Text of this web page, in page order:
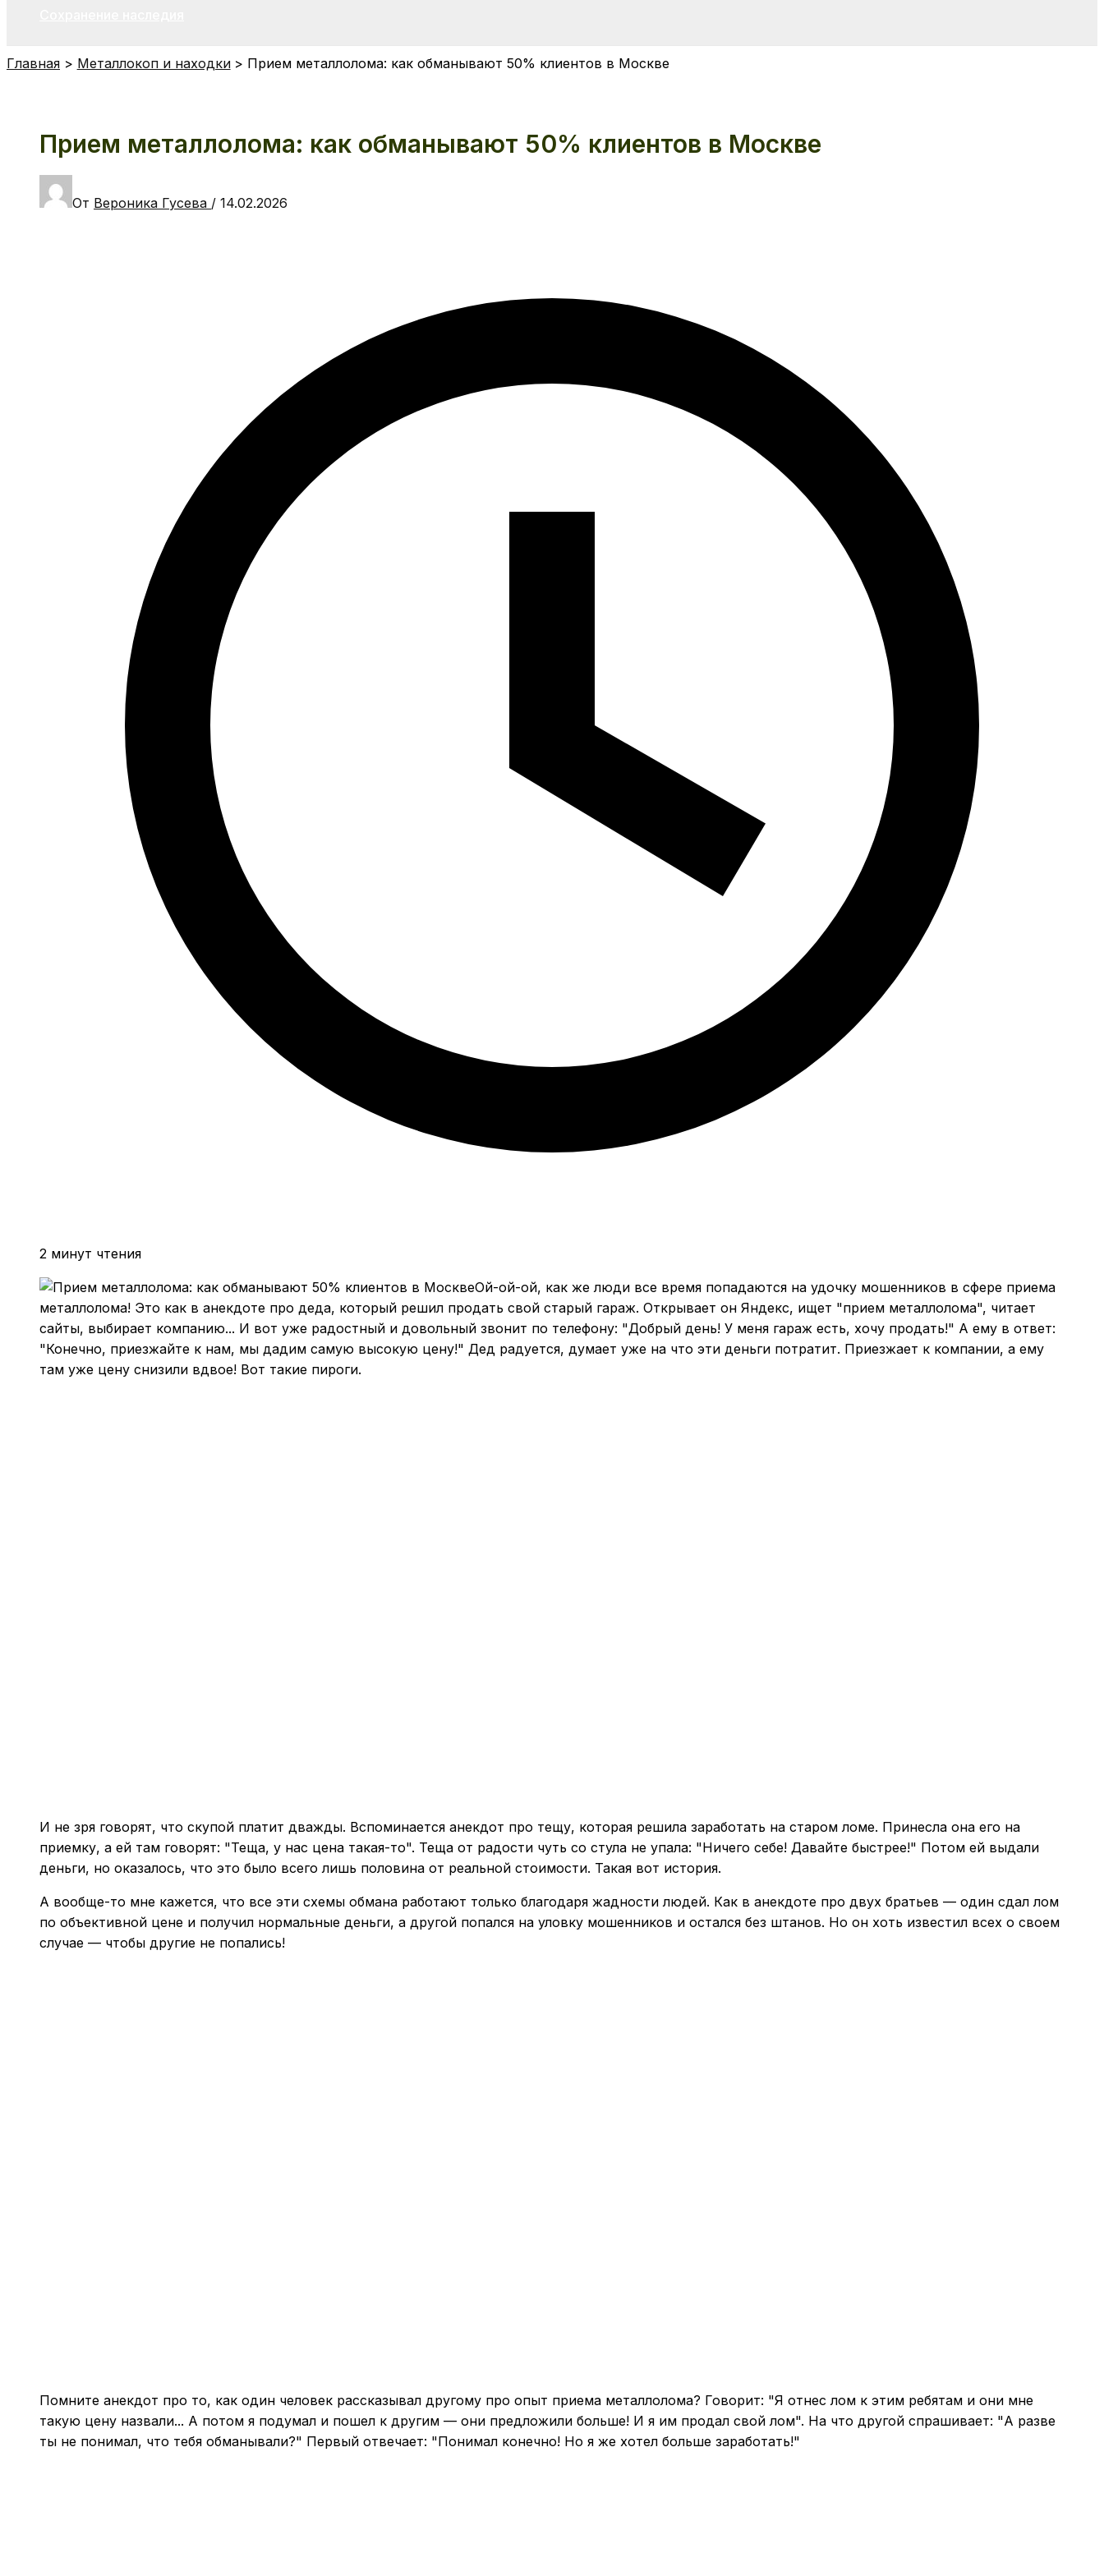
Главная Металлокоп и находки Прием металлолома: как обманывают 50% клиентов в Москве
Прием металлолома: как обманывают 50% клиентов в Москве
От Вероника Гусева / 14.02.2026
2 минут чтения
Ой-ой-ой, как же люди все время попадаются на удочку мошенников в сфере приема
металлолома! Это как в анекдоте про деда, который решил продать свой старый гараж. Открывает он Яндекс, ищет "прием металлолома", читает
сайты, выбирает компанию... И вот уже радостный и довольный звонит по телефону: "Добрый день! У меня гараж есть, хочу продать!" А ему в ответ:
"Конечно, приезжайте к нам, мы дадим самую высокую цену!" Дед радуется, думает уже на что эти деньги потратит. Приезжает к компании, а ему
там уже цену снизили вдвое! Вот такие пироги.
И не зря говорят, что скупой платит дважды. Вспоминается анекдот про тещу, которая решила заработать на старом ломе. Принесла она его на
приемку, а ей там говорят: "Теща, у нас цена такая-то". Теща от радости чуть со стула не упала: "Ничего себе! Давайте быстрее!" Потом ей выдали
деньги, но оказалось, что это было всего лишь половина от реальной стоимости. Такая вот история.
А вообще-то мне кажется, что все эти схемы обмана работают только благодаря жадности людей. Как в анекдоте про двух братьев — один сдал лом
по объективной цене и получил нормальные деньги, а другой попался на уловку мошенников и остался без штанов. Но он хоть известил всех о своем
случае — чтобы другие не попались!
Помните анекдот про то, как один человек рассказывал другому про опыт приема металлолома? Говорит: "Я отнес лом к этим ребятам и они мне
такую цену назвали... А потом я подумал и пошел к другим — они предложили больше! И я им продал свой лом". На что другой спрашивает: "А разве
ты не понимал, что тебя обманывали?" Первый отвечает: "Понимал конечно! Но я же хотел больше заработать!"